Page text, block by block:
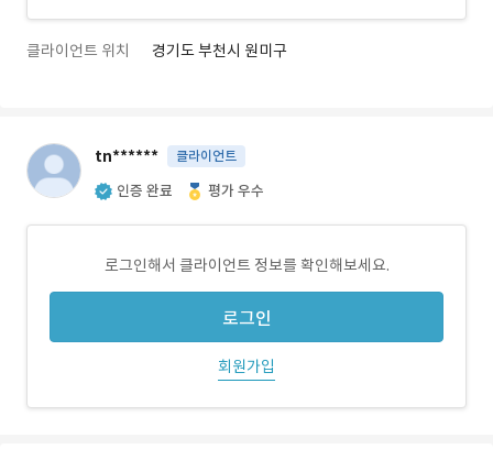
클라이언트 위치 경기도 부천시 원미구
tn****** 클라이언트
인증 완료 평가 우수
로그인해서 클라이언트 정보를 확인해보세요.
로그인
회원가입